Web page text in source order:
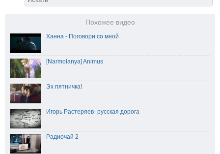
Похожее видео
Ханна - Поговори со мной
[Narmolanya] Animus
Эх пятничка!
Игорь Растеряев- русская дорога
Радиочай 2